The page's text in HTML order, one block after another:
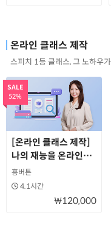
온라인 클래스 제작
스피치 1등 클래스, 그 노하우
SALE
52%
[온라인 클래스 제작]
나의 재능을 온라인
클래스로 만드는 방법
흥버튼
4.1시간
₩120,000